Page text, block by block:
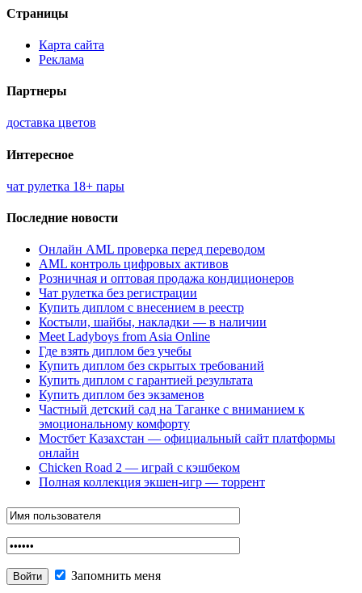
Страницы
Карта сайта
Реклама
Партнеры
доставка цветов
Интересное
чат рулетка 18+ пары
Последние новости
Онлайн AML проверка перед переводом
AML контроль цифровых активов
Розничная и оптовая продажа кондиционеров
Чат рулетка без регистрации
Купить диплом с внесением в реестр
Костыли, шайбы, накладки — в наличии
Meet Ladyboys from Asia Online
Где взять диплом без учебы
Купить диплом без скрытых требований
Купить диплом с гарантией результата
Купить диплом без экзаменов
Частный детский сад на Таганке с вниманием к
эмоциональному комфорту
Мостбет Казахстан — официальный сайт платформы
онлайн
Chicken Road 2 — играй с кэшбеком
Полная коллекция экшен-игр — торрент
Запомнить меня